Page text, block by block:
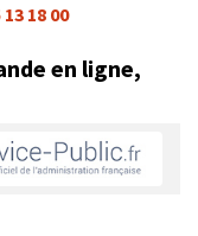
13 18 00
en ligne,